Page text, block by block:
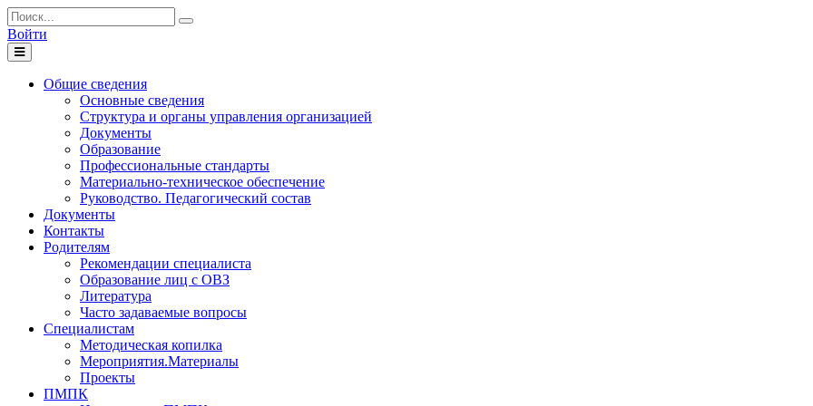
Войти
Toggle
navigation
Общие сведения
Основные сведения
Структура и органы управления организацией
Документы
Образование
Профессиональные стандарты
Материально-техническое обеспечение
Руководство. Педагогический состав
Документы
Контакты
Родителям
Рекомендации специалиста
Образование лиц с ОВЗ
Литература
Часто задаваемые вопросы
Специалистам
Методическая копилка
Мероприятия.Материалы
Проекты
ПМПК